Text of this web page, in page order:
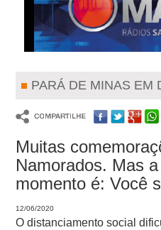
PARÁ DE MINAS EM
Muitas
Namorados. Mas
momento é: Você
12/06/2020
O distanciamento social